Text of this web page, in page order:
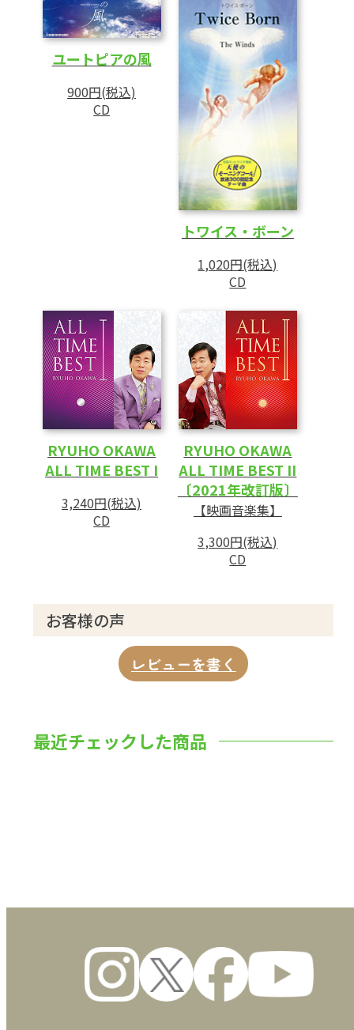
ユートピアの風
900円(税込)
CD
トワイス・ボーン
1,020円(税込)
CD
RYUHO OKAWA
ALL TIME BEST I
3,240円(税込)
CD
RYUHO OKAWA
ALL TIME BEST II
〔2021年改訂版〕
【映画音楽集】
3,300円(税込)
CD
お客様の声
レビューを書く
最近チェックした商品